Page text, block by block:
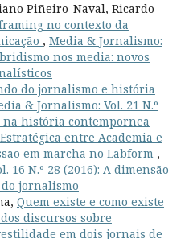
Piñeiro-Naval, Ricardo
no contexto da
, Media & Jornalismo:
nos media: novos
do jornalismo e história
& Jornalismo: Vol. 21 N.º
na história contempornea
entre Academia e
em marcha no Labform ,
16 N.º 28 (2016): A dimensão
jornalismo
Quem existe e como existe
discursos sobre
em dois jornais de